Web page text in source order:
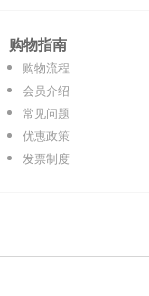
购物指南
购物流程
会员介绍
常见问题
优惠政策
发票制度